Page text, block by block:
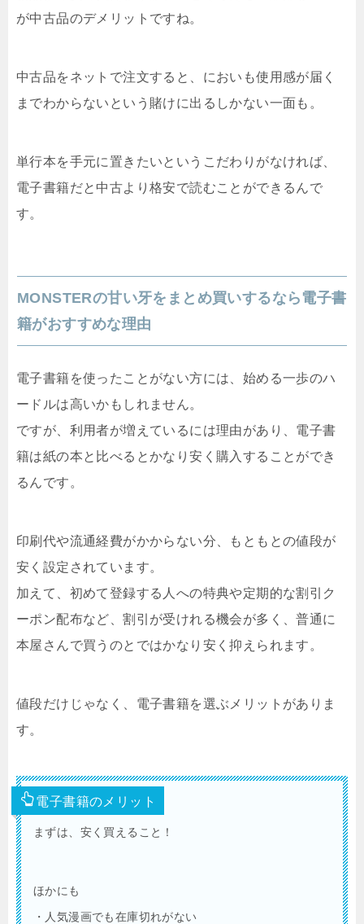
が中古品のデメリットですね。
中古品をネットで注文すると、においも使用感が届く
までわからないという賭けに出るしかない一面も。
単行本を手元に置きたいというこだわりがなければ、
電子書籍だと中古より格安で読むことができるんで
す。
MONSTERの甘い牙をまとめ買いするなら電子書
籍がおすすめな理由
電子書籍を使ったことがない方には、始める一歩のハ
ードルは高いかもしれません。
ですが、利用者が増えているには理由があり、電子書
籍は紙の本と比べるとかなり安く購入することができ
るんです。
印刷代や流通経費がかからない分、もともとの値段が
安く設定されています。
加えて、初めて登録する人への特典や定期的な割引ク
ーポン配布など、割引が受けれる機会が多く、普通に
本屋さんで買うのとではかなり安く抑えられます。
値段だけじゃなく、電子書籍を選ぶメリットがありま
す。
電子書籍のメリット
まずは、安く買えること！
ほかにも
・人気漫画でも在庫切れがない